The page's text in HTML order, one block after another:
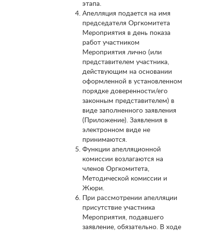
этапа.
Апелляция подается на имя
председателя Оргкомитета
Мероприятия в день показа
работ участником
Мероприятия лично (или
представителем участника,
действующим на основании
оформленной в установленном
порядке доверенности/его
законным представителем) в
виде заполненного заявления
(Приложение). Заявления в
электронном виде не
принимаются.
Функции апелляционной
комиссии возлагаются на
членов Оргкомитета,
Методической комиссии и
Жюри.
При рассмотрении апелляции
присутствие участника
Мероприятия, подавшего
заявление, обязательно. В ходе